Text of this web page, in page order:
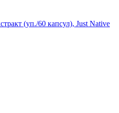
(уп./60 капсул), Just Native